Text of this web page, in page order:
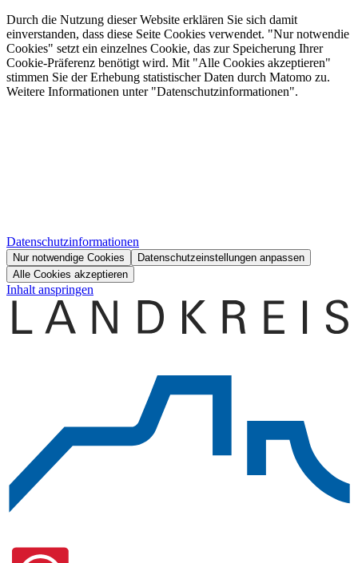
Durch die Nutzung dieser Website erklären Sie sich damit
einverstanden, dass diese Seite Cookies verwendet. "Nur notwendie
Cookies" setzt ein einzelnes Cookie, das zur Speicherung Ihrer
Cookie-Präferenz benötigt wird. Mit "Alle Cookies akzeptieren"
stimmen Sie der Erhebung statistischer Daten durch Matomo zu.
Weitere Informationen unter "Datenschutzinformationen".
Datenschutzinformationen
Nur notwendige Cookies
Datenschutzeinstellungen anpassen
Alle Cookies akzeptieren
Inhalt anspringen